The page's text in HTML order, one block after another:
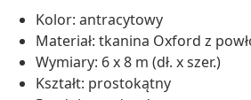
Kolor: antracytowy
Materiał: tkanina Oxford z
Wymiary: 6 x 8 m (dł. x szer.)
Kształt: prostokątny